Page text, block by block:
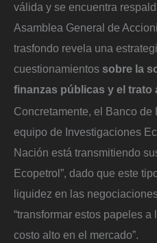
válida y se encuentra
Asamblea General de
trasfondo revela una
cuestionamientos sobre la
finanzas públicas y el trato
Concretamente, el Banco de
equipo de Investigaciones
Nación está transmitiendo
Ecopetrol”, dado que este
liquidez en las
“transformar estos papeles
costo alto en el mercado”.